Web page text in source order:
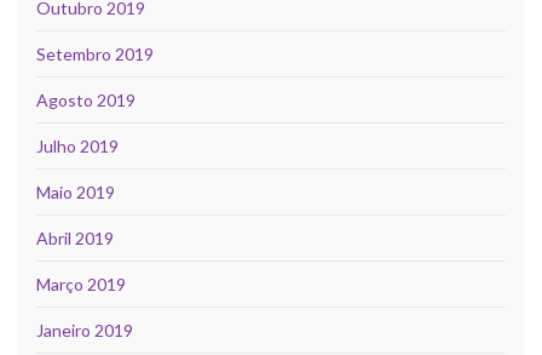
Outubro 2019
Setembro 2019
Agosto 2019
Julho 2019
Maio 2019
Abril 2019
Março 2019
Janeiro 2019